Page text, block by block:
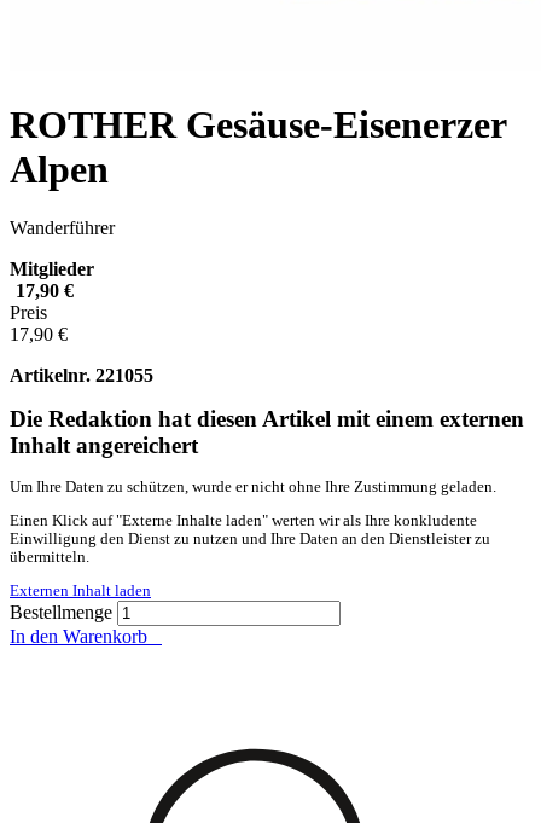
ROTHER Gesäuse-Eisenerzer
Alpen
Wanderführer
Mitglieder
17,90 €
Preis
17,90 €
Artikelnr. 221055
Die Redaktion hat diesen Artikel mit einem externen
Inhalt angereichert
Um Ihre Daten zu schützen, wurde er nicht ohne Ihre Zustimmung geladen.
Einen Klick auf "Externe Inhalte laden" werten wir als Ihre konkludente
Einwilligung den Dienst zu nutzen und Ihre Daten an den Dienstleister zu
übermitteln.
Externen Inhalt laden
Bestellmenge
In den Warenkorb